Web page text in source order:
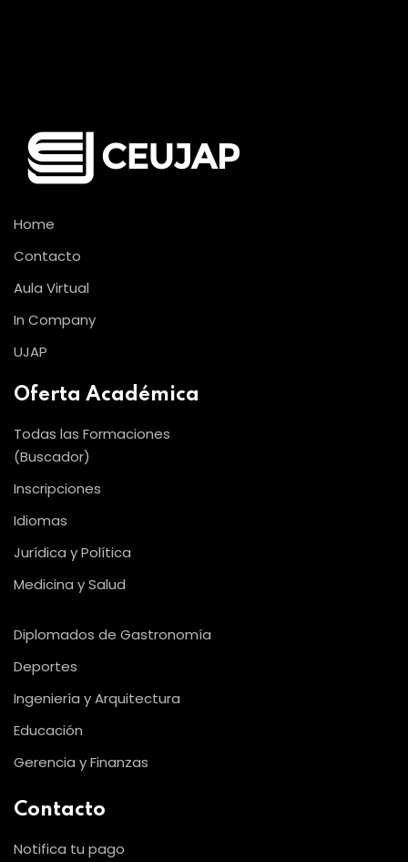
Home
Contacto
Aula Virtual
In Company
UJAP
Oferta Académica
Todas las Formaciones
(Buscador)
Inscripciones
Idiomas
Jurídica y Política
Medicina y Salud
Diplomados de Gastronomía
Deportes
Ingeniería y Arquitectura
Educación
Gerencia y Finanzas
Contacto
Notifica tu pago